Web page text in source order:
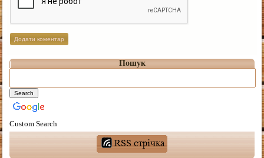
Пошук
Custom Search